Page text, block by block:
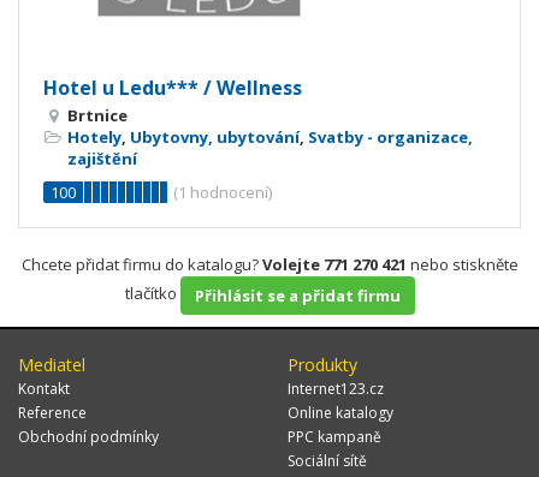
Hotel u Ledu*** / Wellness
Brtnice
Hotely, Ubytovny, ubytování, Svatby - organizace,
zajištění
100
(1 hodnocení)
Chcete přidat firmu do katalogu?Volejte 771 270 421 nebo stiskněte
tlačítko
Přihlásit se a přidat firmu
Mediatel
Kontakt
Reference
Obchodní podmínky
Produkty
Internet123.cz
Online katalogy
PPC kampaně
Sociální sítě